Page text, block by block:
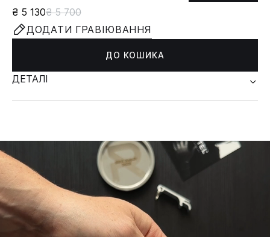
₴ 5 130₴ 5 700
ДОДАТИ ГРАВІЮВАННЯ
ДО КОШИКА
ДЕТАЛІ